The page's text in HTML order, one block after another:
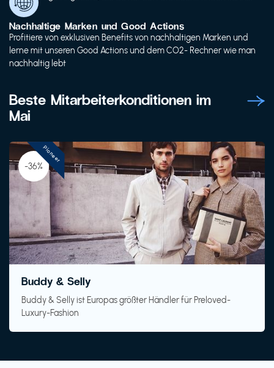
Nachhaltige Marken und Good Actions
Profitiere von exklusiven Benefits von nachhaltigen Marken und
lerne mit unseren Good Actions und dem CO2- Rechner wie man
nachhaltig lebt
Beste Mitarbeiterkonditionen im
Mai
-36%
Buddy & Selly
Buddy & Selly ist Europas größter Händler für Preloved-
Luxury-Fashion
Pioneer